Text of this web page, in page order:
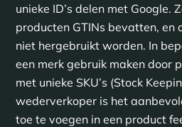
unieke ID’s delen met Google.
producten GTINs bevatten, en
niet hergebruikt worden. In
een merk gebruik maken door
met unieke SKU’s (Stock
wederverkoper is het
toe te voegen in een product